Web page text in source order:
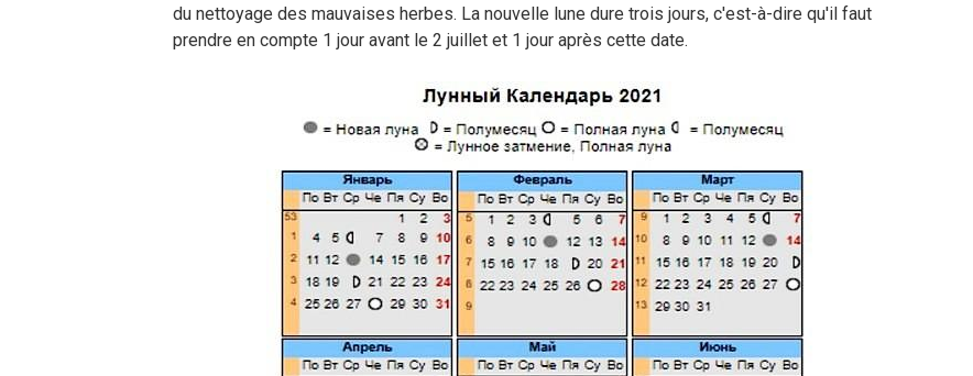
du nettoyage des mauvaises herbes. La nouvelle lune dure trois jours, c'est-à-dire qu'il faut
prendre en compte 1 jour avant le 2 juillet et 1 jour après cette date.